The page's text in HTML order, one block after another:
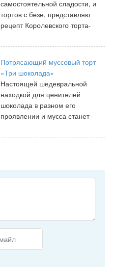
самостоятельной сладости, и
тортов с безе, представляю
рецепт Королевского торта-
Потрясающий муссовый торт
«Три шоколада»
Настоящей шедевральной
находкой для ценителей
шоколада в разном его
проявлении и мусса станет